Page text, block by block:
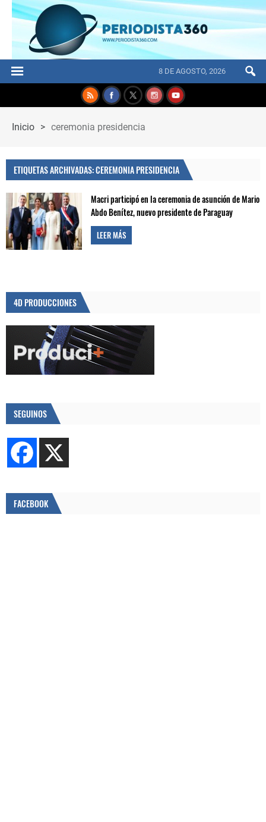
8 DE AGOSTO, 2026
Inicio > ceremonia presidencia
ETIQUETAS ARCHIVADAS: CEREMONIA PRESIDENCIA
Macri participó en la ceremonia de asunción de Mario
Abdo Benítez, nuevo presidente de Paraguay
LEER MÁS
4D PRODUCCIONES
SEGUINOS
FACEBOOK